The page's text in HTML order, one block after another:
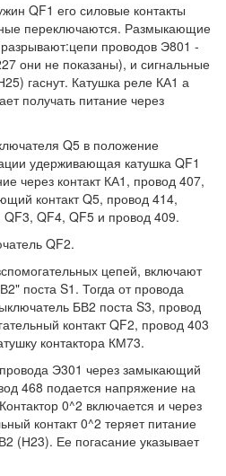
QF1 его силовые контакты
переключаются. Размыкающие
проводов Э801 -
они не показаны), и сигнальные
гаснут. Катушка реле КА1 а
получать питание через
Q5 в положение
удерживающая катушка QF1
через контакт КА1, провод 407,
контакт Q5, провод 414,
QF4, QF5 и провод 409.
QF2.
цепей, включают
поста S1. Тогда от провода
БВ2 поста S3, провод
контакт QF2, провод 403
контактора КМ73.
провода Э301 через замыкающий
468 подается напряжение на
0^2 включается и через
контакт 0^2 теряет питание
(Н23). Ее погасание указывает